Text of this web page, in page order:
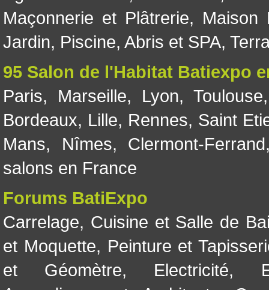
Maçonnerie et Plâtrerie, Maison
Jardin, Piscine, Abris et SPA,
95 Salon de l'Habitat Batiexpo
Paris, Marseille, Lyon, Toulouse
Bordeaux, Lille, Rennes, Saint
Mans, Nîmes, Clermont-Ferrand
salons en France
Forums BatiExpo
Carrelage, Cuisine et Salle de
et Moquette, Peinture et
et Géomètre, Electricité,